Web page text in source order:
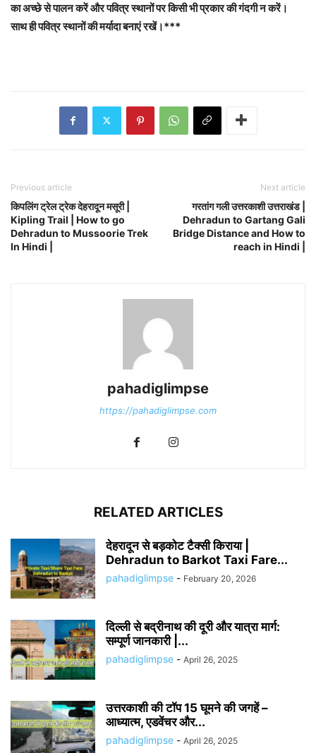
का अच्छे से पालन करें और पवित्र स्थानों पर किसी भी प्रकार की गंदगी न करें।
साथ ही पवित्र स्थानों की मर्यादा बनाएं रखें।***
Previous article
किपलिंग ट्रेल ट्रेक देहरादून मसूरी |
Kipling Trail | How to go
Dehradun to Mussoorie Trek
In Hindi |
Next article
गरतांग गली उत्तरकाशी उत्तराखंड |
Dehradun to Gartang Gali
Bridge Distance and How to
reach in Hindi |
pahadiglimpse
https://pahadiglimpse.com
RELATED ARTICLES
देहरादून से बड़कोट टैक्सी किराया |
Dehradun to Barkot Taxi Fare...
pahadiglimpse - February 20, 2026
दिल्ली से बद्रीनाथ की दूरी और यात्रा मार्ग:
सम्पूर्ण जानकारी |...
pahadiglimpse - April 26, 2025
उत्तरकाशी की टॉप 15 घूमने की जगहें –
आध्यात्म, एडवेंचर और...
pahadiglimpse - April 26, 2025